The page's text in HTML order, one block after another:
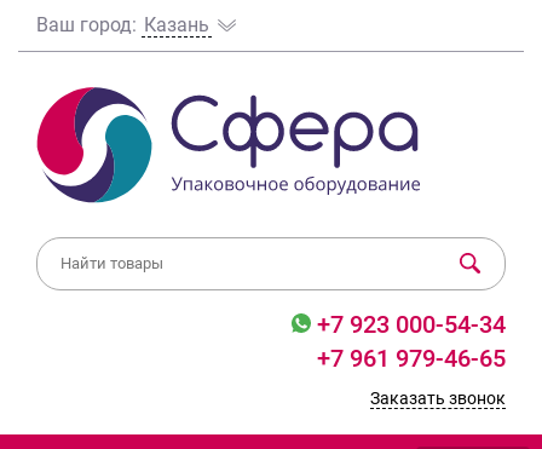
Ваш город: Казань
+7 923 000-54-34
+7 961 979-46-65
Заказать звонок